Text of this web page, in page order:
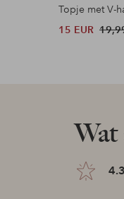
Topje met V-
15 EUR
Wat
4.3